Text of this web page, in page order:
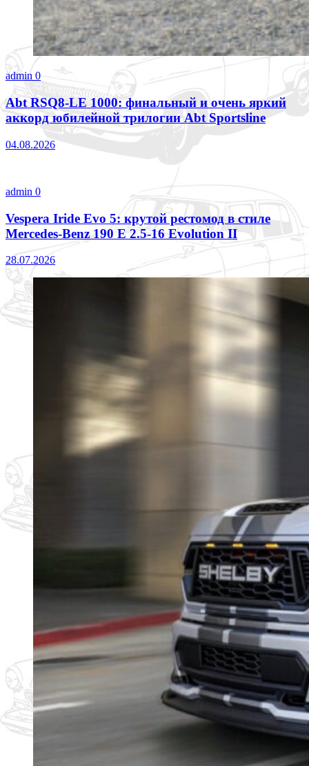
admin 0
Abt RSQ8-LE 1000: финальный и очень яркий
аккорд юбилейной трилогии Abt Sportsline
04.08.2026
admin 0
Vespera Iride Evo 5: крутой рестомод в стиле
Mercedes-Benz 190 E 2.5-16 Evolution II
28.07.2026